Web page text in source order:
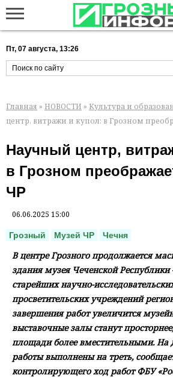
Пт, 07 августа, 13:26
Главная » НОВОСТИ » Культура и
центр, витражи и купол: в Грозном
Научный центр,
в Грозном
ЧР
06.06.2025 15:00
Грозный Музей ЧР Чечня
В центре Грозного продолжается
здания музея Чеченской
старейших научно-
просветительских учреждений
завершения работ увеличится
выставочные залы станут
площади более вместительными.
работы выполнены на треть,
контролирующего ход работ ФБУ